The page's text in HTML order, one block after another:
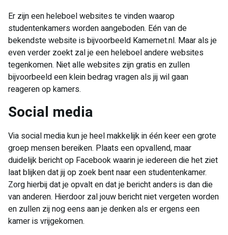
Er zijn een heleboel websites te vinden waarop
studentenkamers worden aangeboden. Eén van de
bekendste website is bijvoorbeeld Kamernet.nl. Maar als je
even verder zoekt zal je een heleboel andere websites
tegenkomen. Niet alle websites zijn gratis en zullen
bijvoorbeeld een klein bedrag vragen als jij wil gaan
reageren op kamers.
Social media
Via social media kun je heel makkelijk in één keer een grote
groep mensen bereiken. Plaats een opvallend, maar
duidelijk bericht op Facebook waarin je iedereen die het ziet
laat blijken dat jij op zoek bent naar een studentenkamer.
Zorg hierbij dat je opvalt en dat je bericht anders is dan die
van anderen. Hierdoor zal jouw bericht niet vergeten worden
en zullen zij nog eens aan je denken als er ergens een
kamer is vrijgekomen.